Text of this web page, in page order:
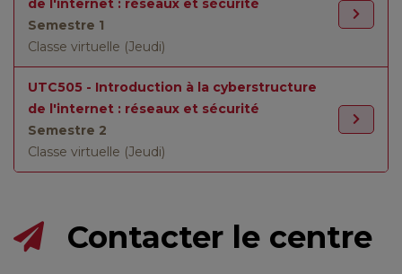
de l'internet : réseaux et sécurité
Semestre 1
Classe virtuelle (Jeudi)
UTC505 - Introduction à la cyberstructure
de l'internet : réseaux et sécurité
Semestre 2
Classe virtuelle (Jeudi)
Contacter le centre